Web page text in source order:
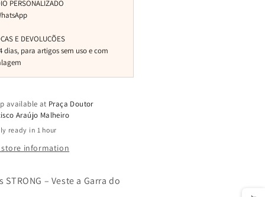
available at Praça Doutor
Araújo Malheiro
ready in 1 hour
store information
STRONG – Veste a Garra do